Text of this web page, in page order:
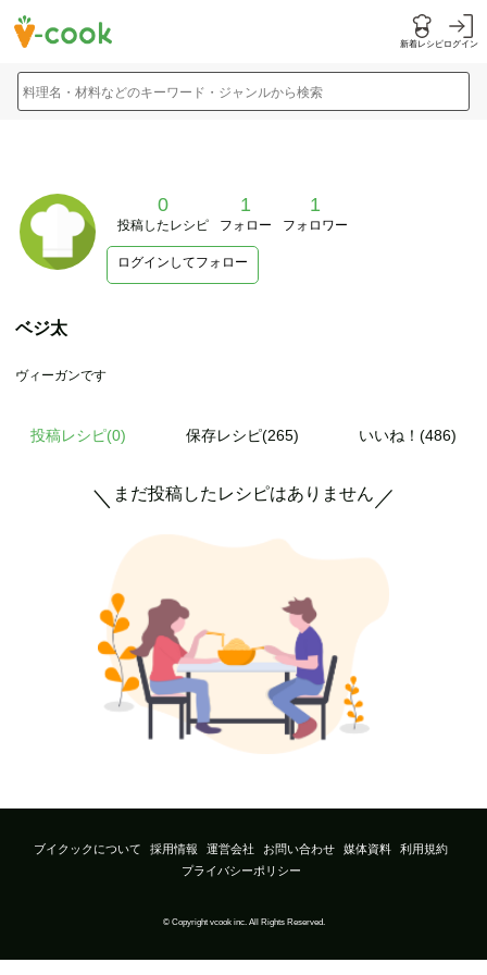
新着レシピログイン
料理名・材料などのキーワード・ジャンルから検索
0
投稿したレシピ
1
フォロー
1
フォロワー
ログインしてフォロー
ベジ太
ヴィーガンです
投稿レシピ(0) 保存レシピ(265) いいね！(486)
＼ まだ投稿したレシピはありません ／
ブイクックについて 採用情報 運営会社 お問い合わせ 媒体資料
利用規約
プライバシーポリシー
© Copyright vcook inc. All Rights Reserved.